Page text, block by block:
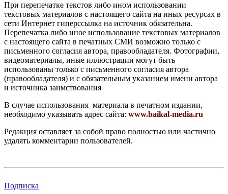
При перепечатке текстов либо ином использовании
текстовых материалов с настоящего сайта на иных ресурсах в
сети Интернет гиперссылка на источник обязательна.
Перепечатка либо иное использование текстовых материалов
с настоящего сайта в печатных СМИ возможно только с
письменного согласия автора, правообладателя. Фотографии,
видеоматериалы, иные иллюстрации могут быть
использованы только с письменного согласия автора
(правообладателя) и с обязательным указанием имени автора
и источника заимствования
В случае использования материала в печатном издании,
необходимо указывать адрес сайта: www.baikal-media.ru
Редакция оставляет за собой право полностью или частично
удалять комментарии пользователей.
Подписка